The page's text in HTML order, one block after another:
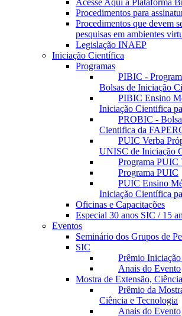
Acesse Aqui a Plataforma
Procedimentos para
Procedimentos que devem
pesquisas em ambientes
Legislação INAEP
Iniciação Científica
Programas
PIBIC -
Bolsas de Iniciação
PIBIC Ensino
Iniciação Cientifica
PROBIC -
Cientifica da
PUIC Verba
UNISC de Iniciação
Programa
Programa PUIC
PUIC Ensino
Iniciação Científica
Oficinas e Capacitações
Especial 30 anos SIC / 15
Eventos
Seminário dos Grupos de
SIC
Prêmio
Anais do Evento
Mostra de Extensão,
Prêmio da
Ciência e Tecnologia
Anais do Evento